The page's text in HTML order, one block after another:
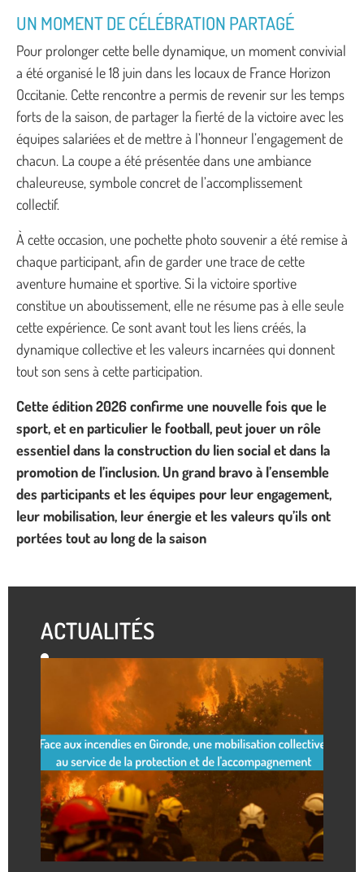
UN MOMENT DE CÉLÉBRATION PARTAGÉ
Pour prolonger cette belle dynamique, un moment convivial
a été organisé le 18 juin dans les locaux de France Horizon
Occitanie. Cette rencontre a permis de revenir sur les temps
forts de la saison, de partager la fierté de la victoire avec les
équipes salariées et de mettre à l’honneur l’engagement de
chacun. La coupe a été présentée dans une ambiance
chaleureuse, symbole concret de l’accomplissement
collectif.
À cette occasion, une pochette photo souvenir a été remise à
chaque participant, afin de garder une trace de cette
aventure humaine et sportive. Si la victoire sportive
constitue un aboutissement, elle ne résume pas à elle seule
cette expérience. Ce sont avant tout les liens créés, la
dynamique collective et les valeurs incarnées qui donnent
tout son sens à cette participation.
Cette édition 2026 confirme une nouvelle fois que le
sport, et en particulier le football, peut jouer un rôle
essentiel dans la construction du lien social et dans la
promotion de l’inclusion. Un grand bravo à l’ensemble
des participants et les équipes pour leur engagement,
leur mobilisation, leur énergie et les valeurs qu’ils ont
portées tout au long de la saison
ACTUALITÉS